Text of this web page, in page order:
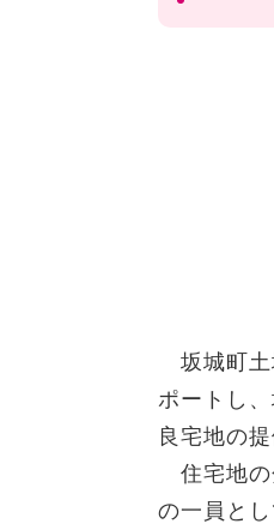
坂城町土
ポートし
良宅地の
住宅地の
の一員とし